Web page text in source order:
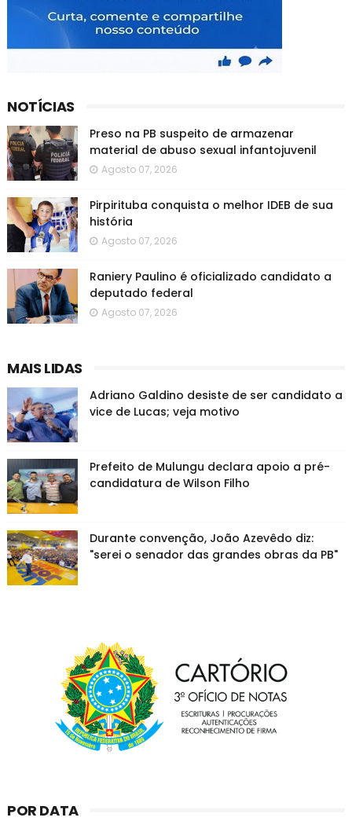
NOTÍCIAS
Preso na PB suspeito de armazenar
material de abuso sexual infantojuvenil
Agosto 07, 2026
Pirpirituba conquista o melhor IDEB de sua
história
Agosto 07, 2026
Raniery Paulino é oficializado candidato a
deputado federal
Agosto 07, 2026
MAIS LIDAS
Adriano Galdino desiste de ser candidato a
vice de Lucas; veja motivo
Prefeito de Mulungu declara apoio a pré-
candidatura de Wilson Filho
Durante convenção, João Azevêdo diz:
"serei o senador das grandes obras da PB"
POR DATA